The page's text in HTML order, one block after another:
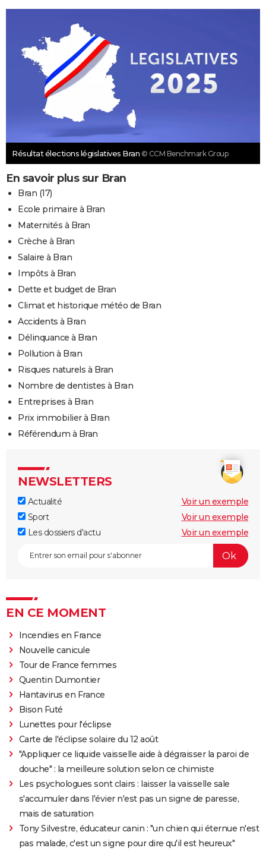
Résultat élections législatives Bran © CCM Benchmark Group
En savoir plus sur Bran
Bran (17)
Ecole primaire à Bran
Maternités à Bran
Crèche à Bran
Salaire à Bran
Impôts à Bran
Dette et budget de Bran
Climat et historique météo de Bran
Accidents à Bran
Délinquance à Bran
Pollution à Bran
Risques naturels à Bran
Nombre de dentistes à Bran
Entreprises à Bran
Prix immobilier à Bran
Référendum à Bran
NEWSLETTERS
Actualité
Voir un exemple
Sport
Voir un exemple
Les dossiers d'actu
Voir un exemple
EN CE MOMENT
Incendies en France
Nouvelle canicule
Tour de France femmes
Quentin Dumontier
Hantavirus en France
Bison Futé
Lunettes pour l'éclipse
Carte de l'éclipse solaire du 12 août
"Appliquer ce liquide vaisselle aide à dégraisser la paroi de
douche" : la meilleure solution selon ce chimiste
Les psychologues sont clairs : laisser la vaisselle sale
s'accumuler dans l'évier n'est pas un signe de paresse,
mais de saturation
Tony Silvestre, éducateur canin : "un chien qui éternue n'est
pas malade, c'est un signe pour dire qu'il est heureux"